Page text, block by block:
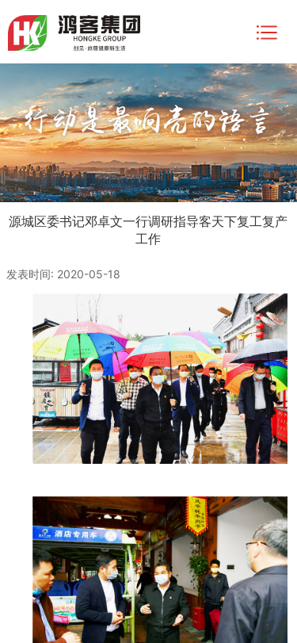
源城区委书记邓卓文一行调研指导客天下复工复产
工作
发表时间: 2020-05-18